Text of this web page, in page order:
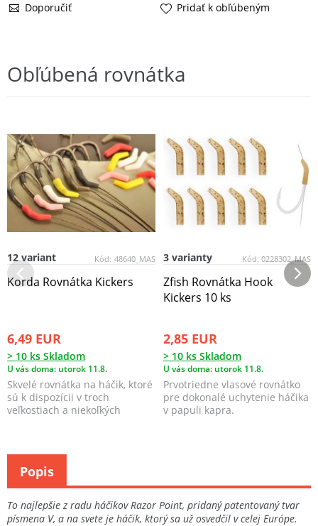
Doporučiť
Pridať k obľúbeným
Obľúbená rovnátka
Kód: 48640_MAS
12 variant
Korda Rovnátka Kickers
6,49 EUR
> 10 ks Skladom
U vás doma: utorok 11.8.
Skvelé rovnátka na háčik, ktoré
sú k dispozícii v troch
veľkostiach a niekoľkých
Kód: 0228302_MAS
3 varianty
Zfish Rovnátka Hook
Kickers 10 ks
2,85 EUR
> 10 ks Skladom
U vás doma: utorok 11.8.
Prvotriedne vlasové rovnátko
pre dokonalé uchytenie háčika
v papuli kapra.
To najlepšie z radu háčikov Razor Point, pridaný patentovaný tvar
písmena V, a na svete je háčik, ktorý sa už osvedčil v celej Európe.
Popis